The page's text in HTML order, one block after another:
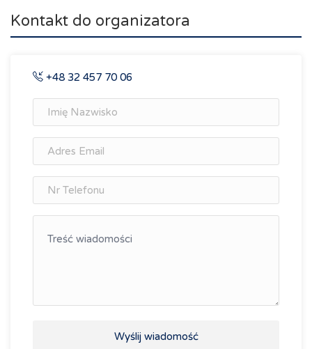
Kontakt do organizatora
+48 32 457 70 06
Wyślij wiadomość